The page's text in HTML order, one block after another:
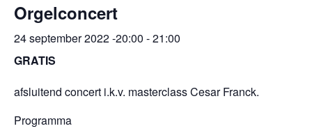
Orgelconcert
24 september 2022 -20:00 -21:00
GRATIS
afsluitend concert i.k.v. masterclass Cesar Franck.
Programma